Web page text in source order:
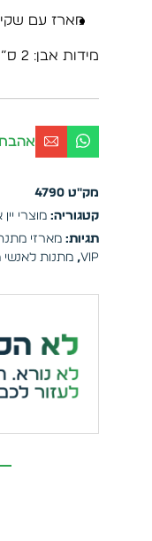
מארז עם
מידות אבן: 2 ס”מ מרובע
מק"ט4790
קטגוריה:מוצרי
תגיות: מארזי
VIP
,מתנות לאנשי